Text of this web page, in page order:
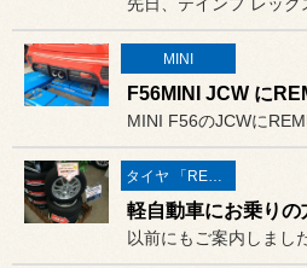
MINI
F56MINI JCW に
タイヤ 「REGNO」